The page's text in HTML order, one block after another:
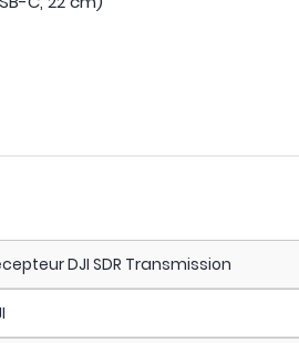
DJI SDR Transmission